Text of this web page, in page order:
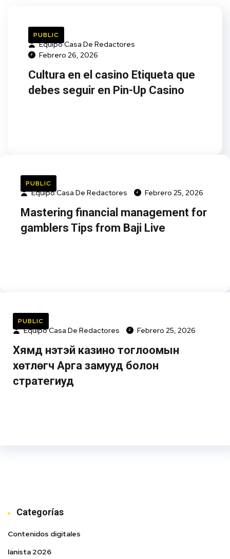
PUBLIC
Equipo Casa De Redactores
Febrero 26, 2026
Cultura en el casino Etiqueta que
debes seguir en Pin-Up Casino
PUBLIC
Equipo Casa De Redactores Febrero 25, 2026
Mastering financial management for
gamblers Tips from Baji Live
PUBLIC
Equipo Casa De Redactores Febrero 25, 2026
Хямд үнэтэй казино тоглоомын
хөтлөгч Арга замууд болон
стратегиуд
Categorías
Contenidos digitales
lanista 2026